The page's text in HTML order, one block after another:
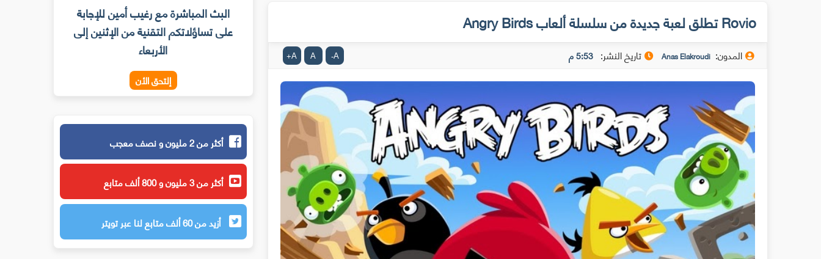
Rovio تطلق لعبة جديدة من سلسلة ألعاب Angry Birds
المدون: Anas Elakroudi تاريخ النشر: 5:53 م A
-
A
A
+
البث المباشرة مع رغيب أمين للإجابة
على تساؤلاتكم التقنية من الإثنين إلى
الأربعاء
إلتحق الأن
أكثر من 2 مليون و نصف معجب
أكثر من 3 مليون و 800 ألف متابع
أزيد من 60 ألف متابع لنا عبر تويتر